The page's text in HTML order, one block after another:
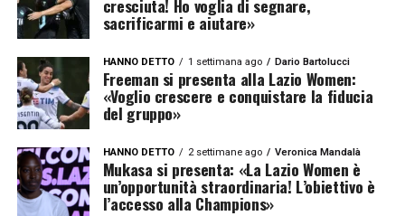
cresciuta! Ho voglia di segnare,
sacrificarmi e aiutare»
HANNO DETTO 1 settimana ago Dario Bartolucci
Freeman si presenta alla Lazio Women:
«Voglio crescere e conquistare la fiducia
del gruppo»
HANNO DETTO 2 settimane ago Veronica Mandalà
Mukasa si presenta: «La Lazio Women è
un’opportunità straordinaria! L’obiettivo è
l’accesso alla Champions»